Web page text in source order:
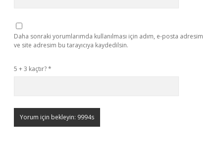
Daha sonraki yorumlarımda kullanılması için adım, e-posta adresim
ve site adresim bu tarayıcıya kaydedilsin.
5 + 3 kaçtır?*